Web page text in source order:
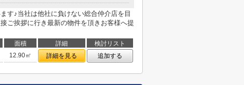
す♪当社は他社に負けない総合仲介店を目
ご挨拶に行き最新の物件を頂きお客様へ提
面積 詳細
検討リスト
12.90㎡ 詳細を見る 追加する